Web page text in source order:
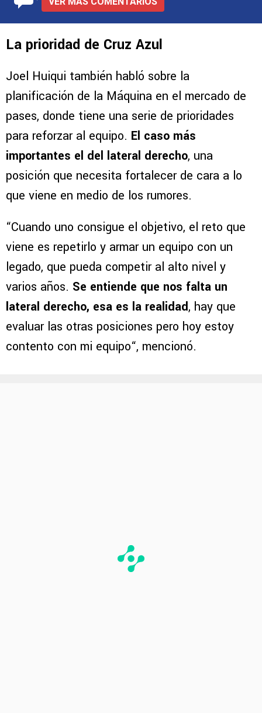
La prioridad de Cruz Azul
Joel Huiqui también habló sobre la
planificación de la Máquina en el mercado de
pases, donde tiene una serie de prioridades
para reforzar al equipo. El caso más
importantes el del lateral derecho, una
posición que necesita fortalecer de cara a lo
que viene en medio de los rumores.
“Cuando uno consigue el objetivo, el reto que
viene es repetirlo y armar un equipo con un
legado, que pueda competir al alto nivel y
varios años. Se entiende que nos falta un
lateral derecho, esa es la realidad, hay que
evaluar las otras posiciones pero hoy estoy
contento con mi equipo“, mencionó.